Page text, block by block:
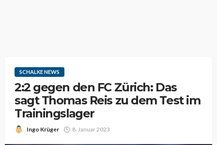
SCHALKE NEWS
2:2 gegen den FC Zürich: Das
sagt Thomas Reis zu dem Test im
Trainingslager
Ingo Krüger 8. Januar 2023